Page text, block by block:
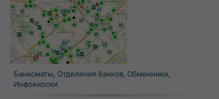
Банкоматы, Отделения банков, Обменники,
Инфокиоски